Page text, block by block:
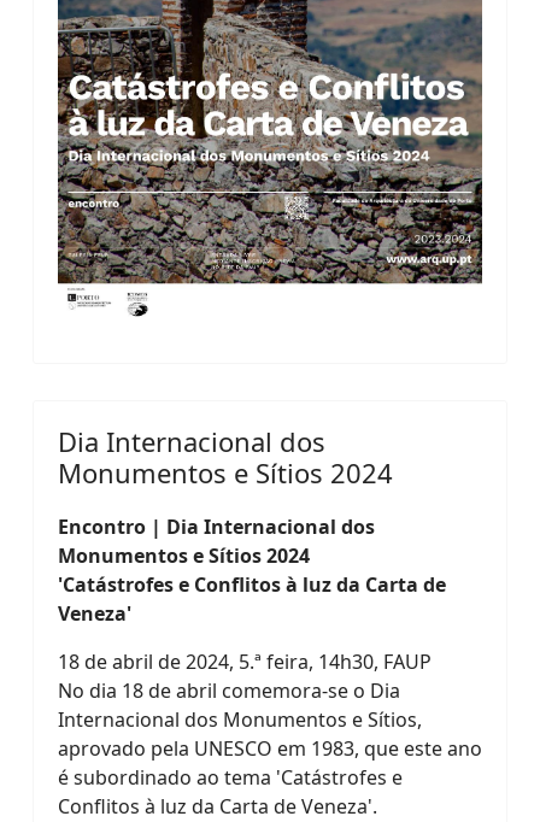
Dia Internacional dos
Monumentos e Sítios 2024
Encontro | Dia Internacional dos
Monumentos e Sítios 2024
'Catástrofes e Conflitos à luz da Carta de
Veneza'
18 de abril de 2024, 5.ª feira, 14h30, FAUP
No dia 18 de abril comemora-se o Dia
Internacional dos Monumentos e Sítios,
aprovado pela UNESCO em 1983, que este ano
é subordinado ao tema 'Catástrofes e
Conflitos à luz da Carta de Veneza'.